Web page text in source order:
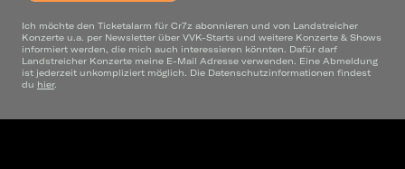
Ich möchte den Ticketalarm für Cr7z abonnieren und von Landstreicher
Konzerte u.a. per Newsletter über VVK-Starts und weitere Konzerte & Shows
informiert werden, die mich auch interessieren könnten. Dafür darf
Landstreicher Konzerte meine E-Mail Adresse verwenden. Eine Abmeldung
ist jederzeit unkompliziert möglich. Die Datenschutzinformationen findest
du hier.